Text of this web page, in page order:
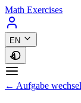
Math Exercises
EN
← Aufgabe